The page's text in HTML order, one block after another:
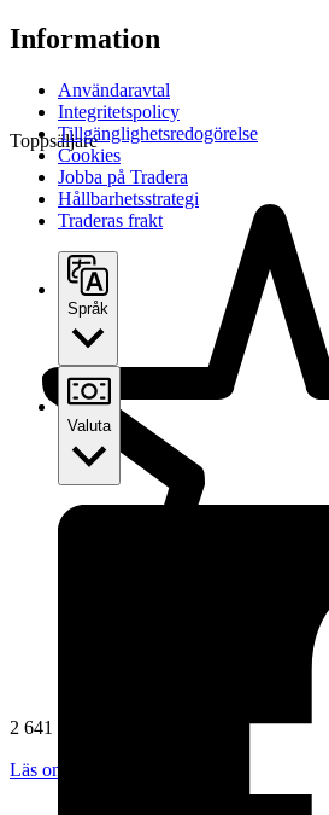
Toppsäljare
2 641 omdömen
Läs omdömen
Information
Användaravtal
Integritetspolicy
Tillgänglighetsredogörelse
Cookies
Jobba på Tradera
Hållbarhetsstrategi
Traderas frakt
Språk
Valuta